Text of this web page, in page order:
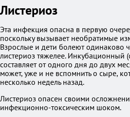
Листериоз
Эта инфекция опасна в первую
поскольку вызывает необратимые
Взрослые и дети болеют одинаково
листериоз тяжелее. Инкубационный
составляет от одного дня до двух
может, уже и не вспомнить о сыре,
несколько недель назад.
Листериоз опасен своими
инфекционно-токсическим шоком.